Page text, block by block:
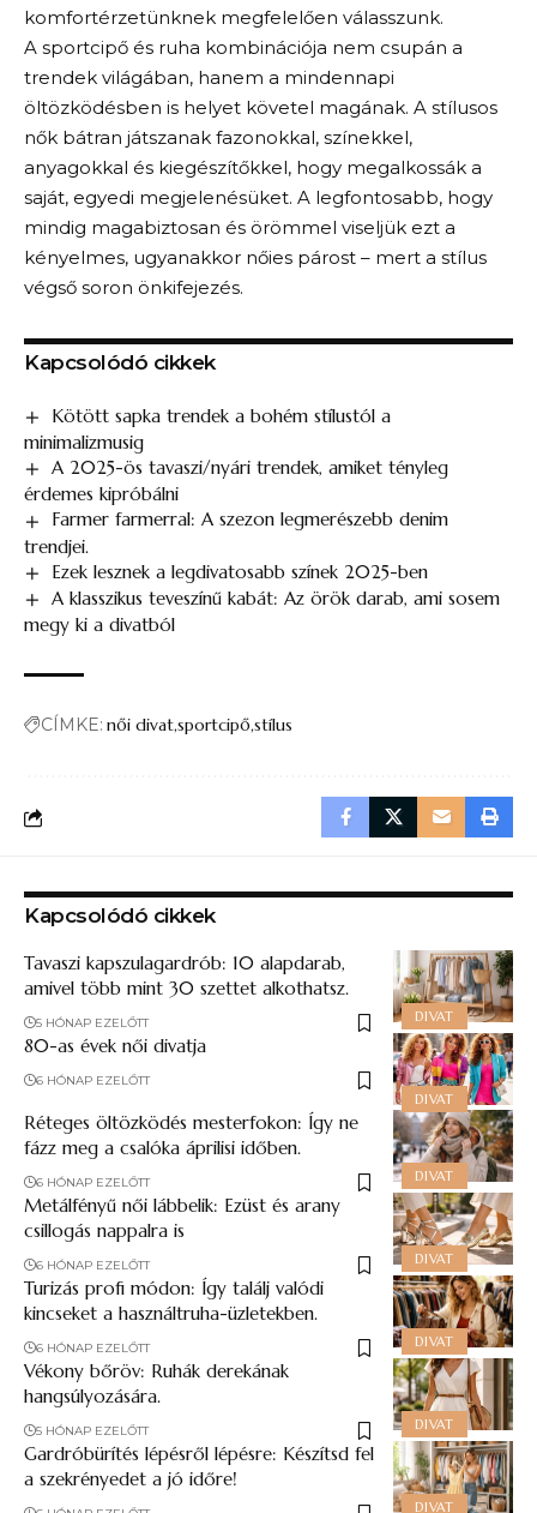
komfortérzetünknek megfelelően válasszunk.
A sportcipő és ruha kombinációja nem csupán a
trendek világában, hanem a mindennapi
öltözködésben is helyet követel magának. A stílusos
nők bátran játszanak fazonokkal, színekkel,
anyagokkal és kiegészítőkkel, hogy megalkossák a
saját, egyedi megjelenésüket. A legfontosabb, hogy
mindig magabiztosan és örömmel viseljük ezt a
kényelmes, ugyanakkor nőies párost – mert a stílus
végső soron önkifejezés.
Kapcsolódó cikkek
Kötött sapka trendek a bohém stílustól a
minimalizmusig
A 2025-ös tavaszi/nyári trendek, amiket tényleg
érdemes kipróbálni
Farmer farmerral: A szezon legmerészebb denim
trendjei.
Ezek lesznek a legdivatosabb színek 2025-ben
A klasszikus teveszínű kabát: Az örök darab, ami sosem
megy ki a divatból
CÍMKE: női divatsportcipő stílus
Kapcsolódó cikkek
DIVAT
Tavaszi kapszulagardrób: 10 alapdarab,
amivel több mint 30 szettet alkothatsz.
5 HÓNAP EZELŐTT
DIVAT
80-as évek női divatja
6 HÓNAP EZELŐTT
DIVAT
Réteges öltözködés mesterfokon: Így ne
fázz meg a csalóka áprilisi időben.
6 HÓNAP EZELŐTT
DIVAT
Metálfényű női lábbelik: Ezüst és arany
csillogás nappalra is
6 HÓNAP EZELŐTT
DIVAT
Turizás profi módon: Így találj valódi
kincseket a használtruha-üzletekben.
6 HÓNAP EZELŐTT
DIVAT
Vékony bőröv: Ruhák derekának
hangsúlyozására.
5 HÓNAP EZELŐTT
DIVAT
Gardróbürítés lépésről lépésre: Készítsd fel
a szekrényedet a jó időre!